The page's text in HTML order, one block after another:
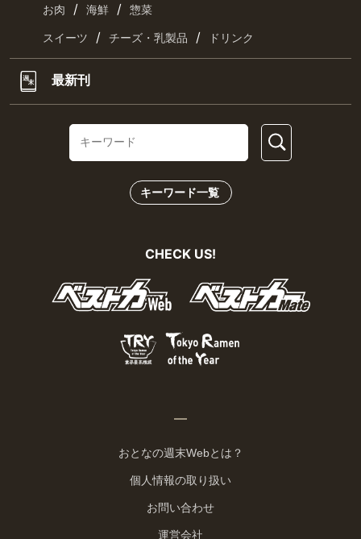
お肉 / 海鮮 / 惣菜
スイーツ / チーズ・乳製品 / ドリンク
最新刊
キーワード一覧
CHECK US!
おとなの週末Webとは？
個人情報の取り扱い
お問い合わせ
運営会社